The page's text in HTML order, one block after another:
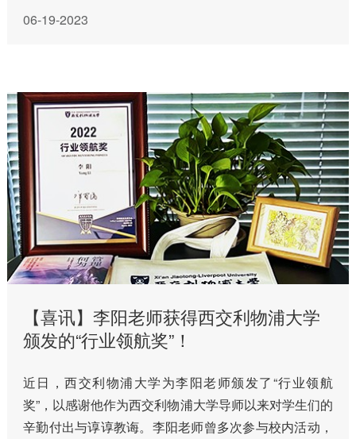
06-19-2023
【喜讯】李阳老师获得西交利物浦大学
颁发的“行业领航奖”！
近日，西交利物浦大学为李阳老师颁发了“行业领航
奖”，以感谢他作为西交利物浦大学导师以来对学生们的
辛勤付出与谆谆教诲。李阳老师曾多次参与校内活动，